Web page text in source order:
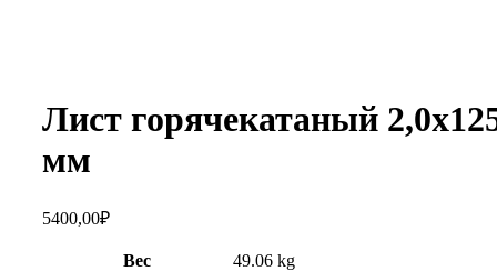
Лист горячекатаный
мм
5400,00₽
Вес 49.06 kg